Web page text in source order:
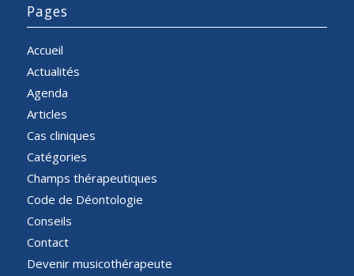
Pages
Accueil
Actualités
Agenda
Articles
Cas cliniques
Catégories
Champs thérapeutiques
Code de Déontologie
Conseils
Contact
Devenir musicothérapeute